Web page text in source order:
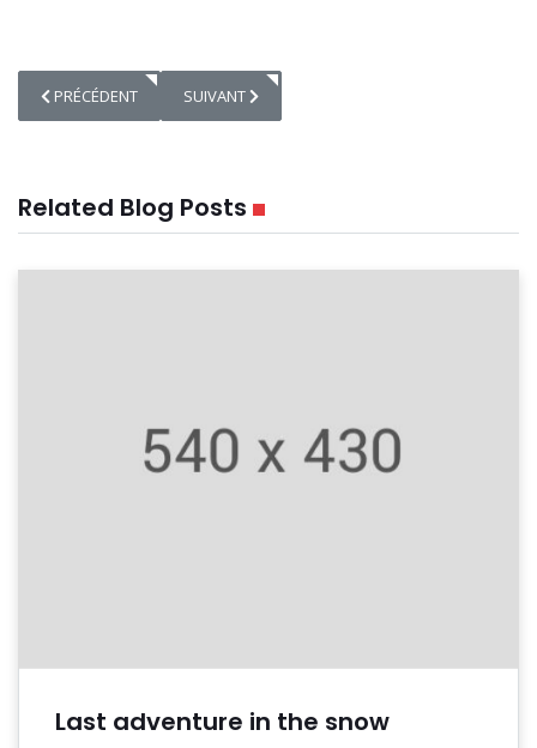
ARTICLE PRÉCÉDENT : LOVING MY WORK SPACE
PRÉCÉDENT ARTICLE SUIVANT : VIDEO BLOG POST
SUIVANT
Related Blog Posts
Last adventure in the snow